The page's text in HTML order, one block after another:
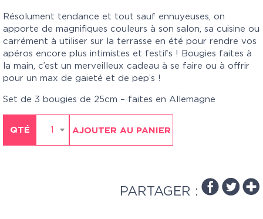
Résolument tendance et tout sauf ennuyeuses, on
apporte de magnifiques couleurs à son salon, sa cuisine ou
carrément à utiliser sur la terrasse en été pour rendre vos
apéros encore plus intimistes et festifs ! Bougies faites à
la main, c’est un merveilleux cadeau à se faire ou à offrir
pour un max de gaieté et de pep’s !
Set de 3 bougies de 25cm – faites en Allemagne
QTÉ 1 AJOUTER AU PANIER
PARTAGER :